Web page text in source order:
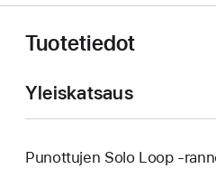
Tuotetiedot
Yleiskatsaus
Punottujen Solo Loop